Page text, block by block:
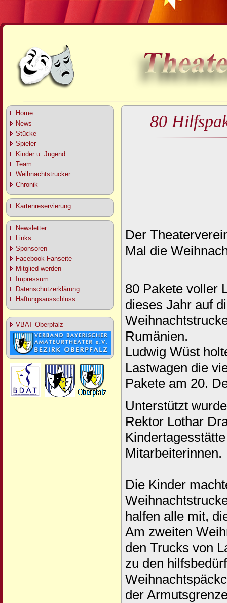
Home
News
Stücke
Spieler
Kinder u. Jugend
Team
Weihnachtstrucker
Chronik
Kartenreservierung
Newsletter
Links
Sponsoren
Facebook-Fanseite
Mitglied werden
Impressum
Datenschutzerklärung
Haftungsausschluss
VBAT Oberpfalz
80
Der
Mal die
80 Pakete voller
dieses Jahr auf
Rumänien.
Ludwig Wüst
Lastwagen die
Pakete am 20.
Unterstützt
Rektor Lothar
Mitarbeiterinnen.
Die Kinder
halfen alle mit,
Am zweiten
den Trucks von
zu den
der